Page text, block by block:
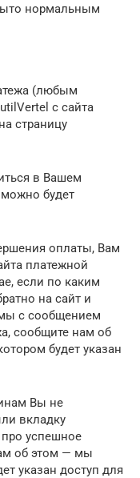
нормальным
(любым
с сайта
страницу
в Вашем
можно будет
оплаты, Вам
платежной
если по каким
на сайт и
с сообщением
сообщите нам об
будет указан
Вы не
вкладку
успешное
об этом — мы
указан доступ для